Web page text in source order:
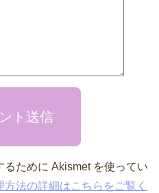
ト送信
ために Akismet を使ってい
法の詳細はこちらをご覧く